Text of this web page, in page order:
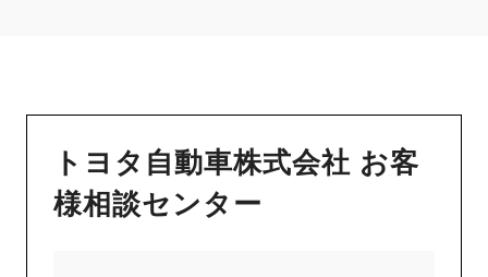
トヨタ自動車株式会社 お客
様相談センター